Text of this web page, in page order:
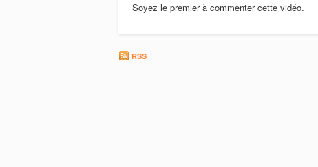
Soyez le premier à commenter cette vidéo.
RSS